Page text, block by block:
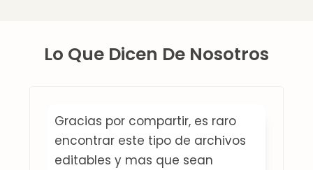
Lo Que Dicen De Nosotros
Gracias por compartir, es raro
encontrar este tipo de archivos
editables y mas que sean